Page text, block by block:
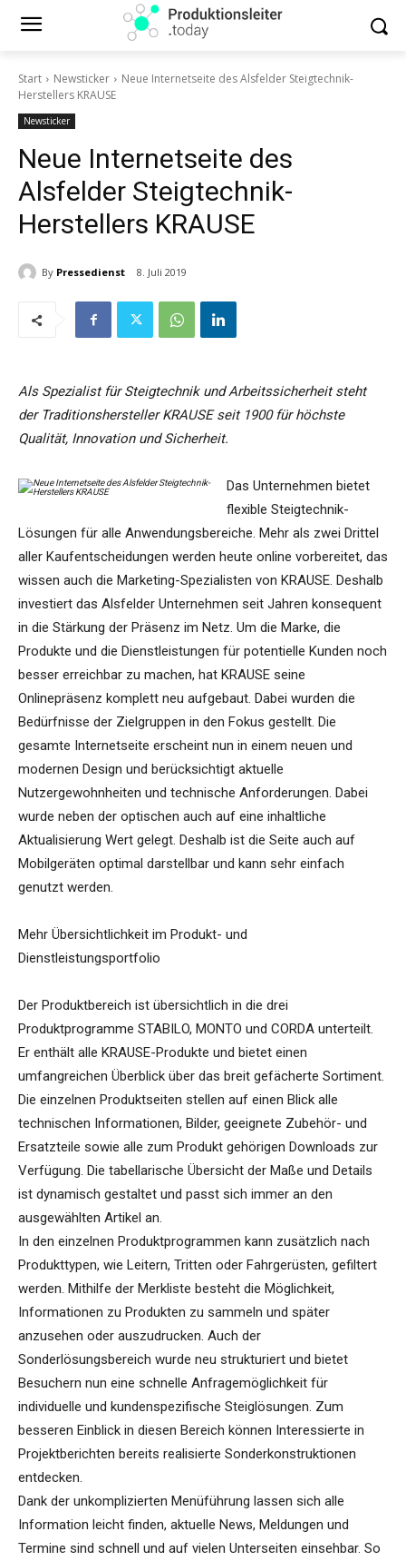
Start Newsticker
Neue Internetseite des Alsfelder Steigtechnik-
Herstellers KRAUSE
Newsticker
Neue Internetseite des
Alsfelder Steigtechnik-
Herstellers KRAUSE
By Pressedienst 8. Juli 2019
Als Spezialist für Steigtechnik und Arbeitssicherheit steht
der Traditionshersteller KRAUSE seit 1900 für höchste
Qualität, Innovation und Sicherheit.
Das Unternehmen bietet
flexible Steigtechnik-
Lösungen für alle Anwendungsbereiche. Mehr als zwei Drittel
aller Kaufentscheidungen werden heute online vorbereitet, das
wissen auch die Marketing-Spezialisten von KRAUSE. Deshalb
investiert das Alsfelder Unternehmen seit Jahren konsequent
in die Stärkung der Präsenz im Netz. Um die Marke, die
Produkte und die Dienstleistungen für potentielle Kunden noch
besser erreichbar zu machen, hat KRAUSE seine
Onlinepräsenz komplett neu aufgebaut. Dabei wurden die
Bedürfnisse der Zielgruppen in den Fokus gestellt. Die
gesamte Internetseite erscheint nun in einem neuen und
modernen Design und berücksichtigt aktuelle
Nutzergewohnheiten und technische Anforderungen. Dabei
wurde neben der optischen auch auf eine inhaltliche
Aktualisierung Wert gelegt. Deshalb ist die Seite auch auf
Mobilgeräten optimal darstellbar und kann sehr einfach
genutzt werden.
Mehr Übersichtlichkeit im Produkt- und
Dienstleistungsportfolio
Der Produktbereich ist übersichtlich in die drei
Produktprogramme STABILO, MONTO und CORDA unterteilt.
Er enthält alle KRAUSE-Produkte und bietet einen
umfangreichen Überblick über das breit gefächerte Sortiment.
Die einzelnen Produktseiten stellen auf einen Blick alle
technischen Informationen, Bilder, geeignete Zubehör- und
Ersatzteile sowie alle zum Produkt gehörigen Downloads zur
Verfügung. Die tabellarische Übersicht der Maße und Details
ist dynamisch gestaltet und passt sich immer an den
ausgewählten Artikel an.
In den einzelnen Produktprogrammen kann zusätzlich nach
Produkttypen, wie Leitern, Tritten oder Fahrgerüsten, gefiltert
werden. Mithilfe der Merkliste besteht die Möglichkeit,
Informationen zu Produkten zu sammeln und später
anzusehen oder auszudrucken. Auch der
Sonderlösungsbereich wurde neu strukturiert und bietet
Besuchern nun eine schnelle Anfragemöglichkeit für
individuelle und kundenspezifische Steiglösungen. Zum
besseren Einblick in diesen Bereich können Interessierte in
Projektberichten bereits realisierte Sonderkonstruktionen
entdecken.
Dank der unkomplizierten Menüführung lassen sich alle
Information leicht finden, aktuelle News, Meldungen und
Termine sind schnell und auf vielen Unterseiten einsehbar. So